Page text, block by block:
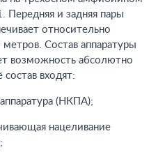
и задняя пары
относительно
Состав аппаратуры
возможность абсолютно
входят:
(НКПА);
нацеливание